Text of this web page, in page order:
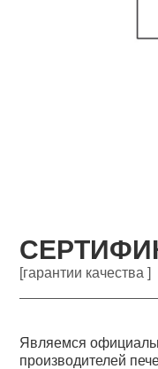
[гарантии качества ]
Являемся
производителей